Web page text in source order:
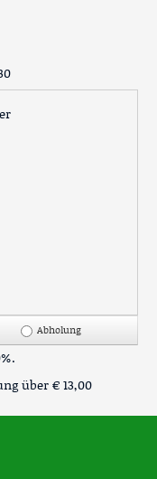
Abholung
über€ 13,00